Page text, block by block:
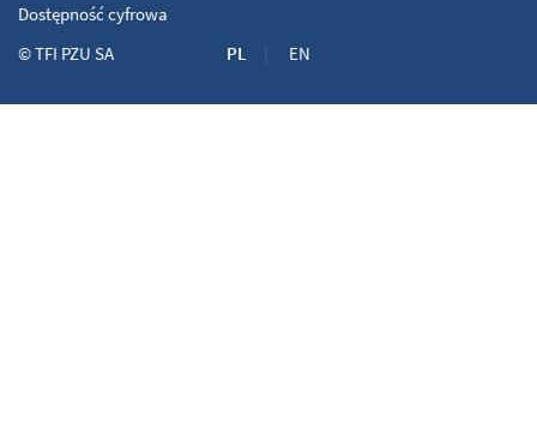
PL EN
Dostępność cyfrowa
©TFI PZU SA